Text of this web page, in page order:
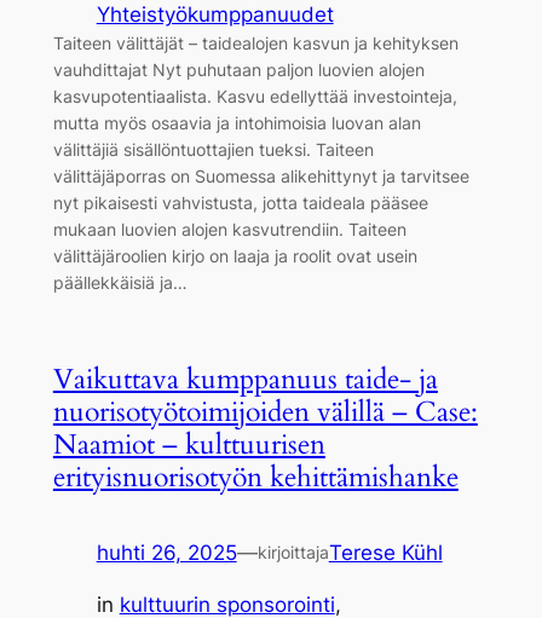
Yhteistyökumppanuudet
Taiteen välittäjät – taidealojen kasvun ja kehityksen
vauhdittajat Nyt puhutaan paljon luovien alojen
kasvupotentiaalista. Kasvu edellyttää investointeja,
mutta myös osaavia ja intohimoisia luovan alan
välittäjiä sisällöntuottajien tueksi. Taiteen
välittäjäporras on Suomessa alikehittynyt ja tarvitsee
nyt pikaisesti vahvistusta, jotta taideala pääsee
mukaan luovien alojen kasvutrendiin. Taiteen
välittäjäroolien kirjo on laaja ja roolit ovat usein
päällekkäisiä ja…
Vaikuttava kumppanuus taide- ja
nuorisotyötoimijoiden välillä – Case:
Naamiot – kulttuurisen
erityisnuorisotyön kehittämishanke
huhti 26, 2025—kirjoittajaTerese Kühl
in kulttuurin sponsorointi